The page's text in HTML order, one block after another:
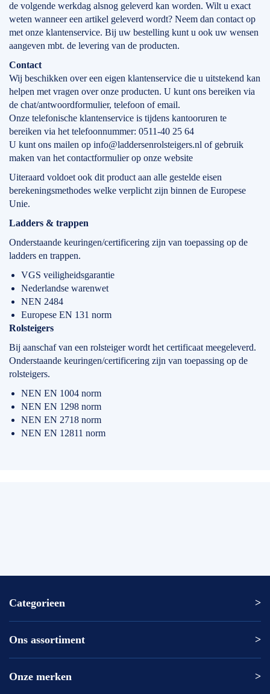
de volgende werkdag alsnog geleverd kan worden. Wilt u exact
weten wanneer een artikel geleverd wordt? Neem dan contact op
met onze klantenservice. Bij uw bestelling kunt u ook uw wensen
aangeven mbt. de levering van de producten.
Contact
Wij beschikken over een eigen klantenservice die u uitstekend kan
helpen met vragen over onze producten. U kunt ons bereiken via
de chat/antwoordformulier, telefoon of email.
Onze telefonische klantenservice is tijdens kantooruren te
bereiken via het telefoonnummer: 0511-40 25 64
U kunt ons mailen op info@laddersenrolsteigers.nl of gebruik
maken van het contactformulier op onze website
Uiteraard voldoet ook dit product aan alle gestelde eisen
berekeningsmethodes welke verplicht zijn binnen de Europese
Unie.
Ladders & trappen
Onderstaande keuringen/certificering zijn van toepassing op de
ladders en trappen.
VGS veiligheidsgarantie
Nederlandse warenwet
NEN 2484
Europese EN 131 norm
Rolsteigers
Bij aanschaf van een rolsteiger wordt het certificaat meegeleverd.
Onderstaande keuringen/certificering zijn van toepassing op de
rolsteigers.
NEN EN 1004 norm
NEN EN 1298 norm
NEN EN 2718 norm
NEN EN 12811 norm
Categorieen
Altrex ladder
Altrex trap
Altrex kamersteiger
Ons assortiment
Altrex
Onze merken